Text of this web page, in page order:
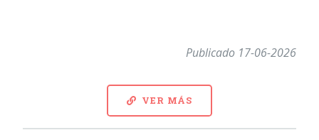
Publicado 17-06-2026
VER MÁS